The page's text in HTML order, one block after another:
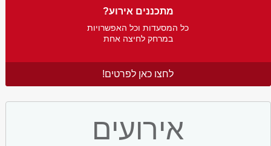
מתכננים אירוע?
כל המסעדות וכל האפשרויות
במרחק לחיצה אחת
לחצו כאן לפרטים!
אירועים